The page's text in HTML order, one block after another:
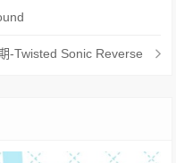
-Twisted Sonic Reverse